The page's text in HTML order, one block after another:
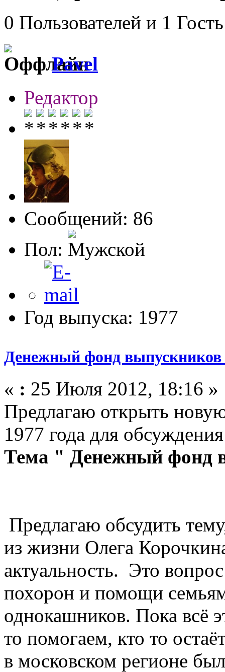
0 Пользователей и 1
Pavel
Редактор
Сообщений: 86
Пол:
Год выпуска: 1977
Денежный фонд выпускников
« : 25 Июля 2012, 18:16 »
Предлагаю открыть
1977 года для
Тема " Денежный фонд
Предлагаю обсудить
из жизни Олега
актуальность. Это
похорон и помощи
однокашников. Пока всё
то помогаем, кто то
в московском регионе